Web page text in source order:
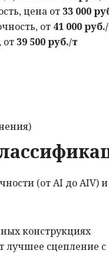
цена от 33 000
от 41 000
от 39 500 руб./т
(от АI до АIV)
конструкциях
лучшее сцепление с